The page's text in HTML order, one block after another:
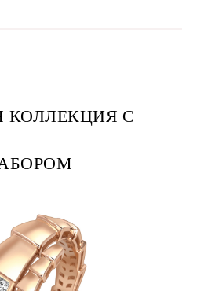
КОЛЛЕКЦИЯ С